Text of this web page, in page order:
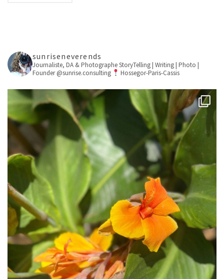
sunriseneverends
Journaliste, DA & PhotographeStoryTelling | Writing | Photo |
Founder @sunrise.consulting
Hossegor-Paris-Cassis